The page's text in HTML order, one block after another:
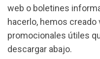
web o boletines
hacerlo, hemos
promocionales útiles
descargar abajo.